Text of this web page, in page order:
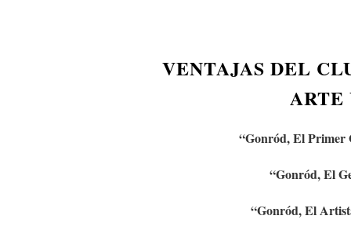
VENTAJAS DEL
ARTE
“Gonród,El Primer
“Gonród,El
“Gonród, El